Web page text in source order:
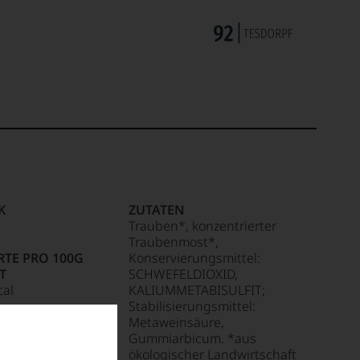
PRO 100G
ZUTATEN
Trauben*, konzentrierter
Traubenmost*,
Konservierungsmittel:
SCHWEFELDIOXID,
KALIUMMETABISULFIT;
Stabilisierungsmittel:
Metaweinsäure,
Gummiarbicum. *aus
ökologischer Landwirtschaft